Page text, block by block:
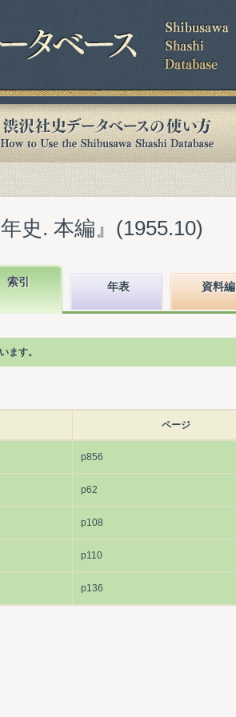
史. 本編』(1955.10)
索引 年表 資料編
ます。
ページ
p856
p62
p108
p110
p136